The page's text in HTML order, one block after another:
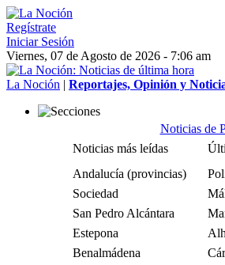
Regístrate
Iniciar Sesión
Viernes, 07 de Agosto de 2026 - 7:06 am
La Noción | Reportajes, Opinión y
Noticias de
Noticias más leídas
Andalucía (provincias)
Sociedad
San Pedro Alcántara
Estepona
Benalmádena